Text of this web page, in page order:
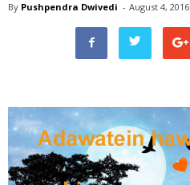
By Pushpendra Dwivedi - August 4, 2016